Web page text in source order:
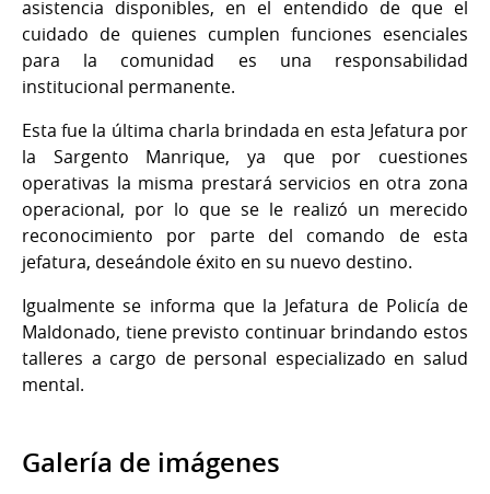
asistencia disponibles, en el entendido de que el
cuidado de quienes cumplen funciones esenciales
para la comunidad es una responsabilidad
institucional permanente.
Esta fue la última charla brindada en esta Jefatura por
la Sargento Manrique, ya que por cuestiones
operativas la misma prestará servicios en otra zona
operacional, por lo que se le realizó un merecido
reconocimiento por parte del comando de esta
jefatura, deseándole éxito en su nuevo destino.
Igualmente se informa que la Jefatura de Policía de
Maldonado, tiene previsto continuar brindando estos
talleres a cargo de personal especializado en salud
mental.
Galería de imágenes